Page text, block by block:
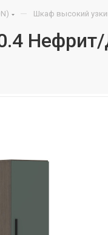
— Шкаф высокий